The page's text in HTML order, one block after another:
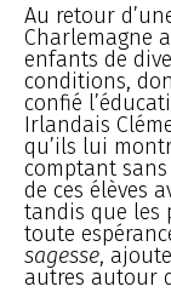
Au retour
Charlemagne
enfants de
conditions,
confié
Irlandais
qu’ils lui
comptant
de ces élèves
tandis que les
toute
sagesse,
autres autour